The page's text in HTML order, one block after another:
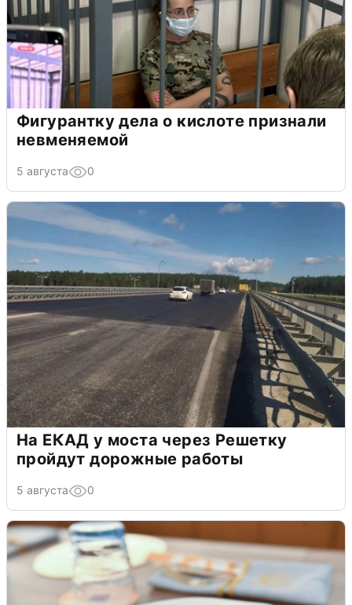
Фигурантку дела о кислоте признали
невменяемой
5 августа 0
На ЕКАД у моста через Решетку
пройдут дорожные работы
5 августа 0